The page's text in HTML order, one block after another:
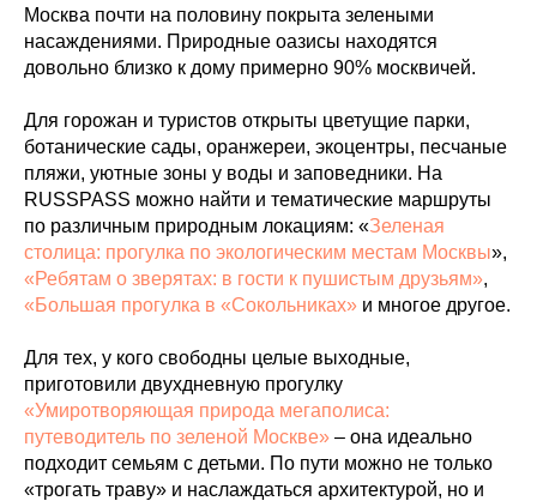
Москва почти на половину покрыта зелеными
насаждениями. Природные оазисы находятся
довольно близко к дому примерно 90% москвичей.
Для горожан и туристов открыты цветущие парки,
ботанические сады, оранжереи, экоцентры, песчаные
пляжи, уютные зоны у воды и заповедники. На
RUSSPASS можно найти и тематические маршруты
по различным природным локациям: «Зеленая
столица: прогулка по экологическим местам Москвы»,
«Ребятам о зверятах: в гости к пушистым друзьям»,
«Большая прогулка в «Сокольниках» и многое другое.
Для тех, у кого свободны целые выходные,
приготовили двухдневную прогулку
«Умиротворяющая природа мегаполиса:
путеводитель по зеленой Москве» – она идеально
подходит семьям с детьми. По пути можно не только
«трогать траву» и наслаждаться архитектурой, но и